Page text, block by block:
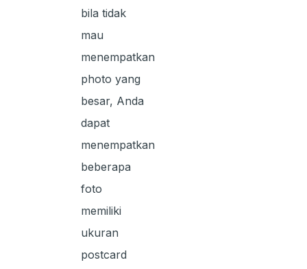
bila tidak
mau
menempatkan
photo yang
besar, Anda
dapat
menempatkan
beberapa
foto
memiliki
ukuran
postcard